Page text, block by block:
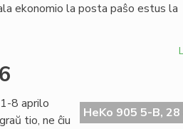
ekonomio la posta paŝo estus la
HeKo 905 5-B,
8 aprilo
tio, ne ĉiu